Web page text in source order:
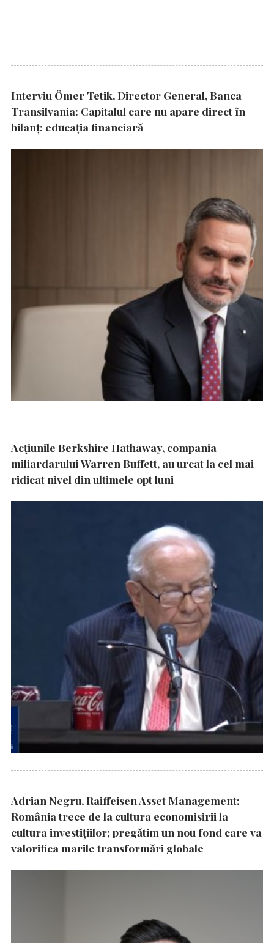
Interviu Ömer Tetik, Director General, Banca
Transilvania: Capitalul care nu apare direct în
bilanț: educația financiară
Acțiunile Berkshire Hathaway, compania
miliardarului Warren Buffett, au urcat la cel mai
ridicat nivel din ultimele opt luni
Adrian Negru, Raiffeisen Asset Management:
România trece de la cultura economisirii la
cultura investițiilor; pregătim un nou fond care va
valorifica marile transformări globale